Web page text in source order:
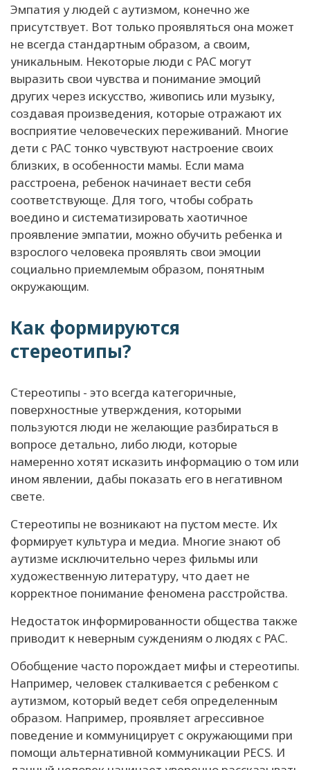
Эмпатия у людей с аутизмом, конечно же
присутствует. Вот только проявляться она может
не всегда стандартным образом, а своим,
уникальным. Некоторые люди с РАС могут
выразить свои чувства и понимание эмоций
других через искусство, живопись или музыку,
создавая произведения, которые отражают их
восприятие человеческих переживаний. Многие
дети с РАС тонко чувствуют настроение своих
близких, в особенности мамы. Если мама
расстроена, ребенок начинает вести себя
соответствующе. Для того, чтобы собрать
воедино и систематизировать хаотичное
проявление эмпатии, можно обучить ребенка и
взрослого человека проявлять свои эмоции
социально приемлемым образом, понятным
окружающим.
Как формируются
стереотипы?
Стереотипы - это всегда категоричные,
поверхностные утверждения, которыми
пользуются люди не желающие разбираться в
вопросе детально, либо люди, которые
намеренно хотят исказить информацию о том или
ином явлении, дабы показать его в негативном
свете.
Стереотипы не возникают на пустом месте. Их
формирует культура и медиа. Многие знают об
аутизме исключительно через фильмы или
художественную литературу, что дает не
корректное понимание феномена расстройства.
Недостаток информированности общества также
приводит к неверным суждениям о людях с РАС.
Обобщение часто порождает мифы и стереотипы.
Например, человек сталкивается с ребенком с
аутизмом, который ведет себя определенным
образом. Например, проявляет агрессивное
поведение и коммуницирует с окружающими при
помощи альтернативной коммуникации PECS. И